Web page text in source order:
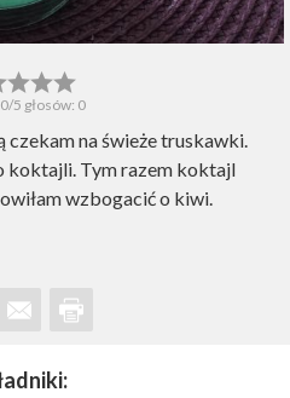
0/5 głosów: 0
czekam na świeże truskawki.
koktajli. Tym razem koktajl
wzbogacić o kiwi.